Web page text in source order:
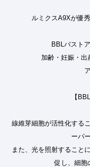
ルミクスA9Xが優
BBLバスト
加齢・妊娠・出
【
線維芽細胞が活性化する
ーパ
また、光を照射すること
促し、細胞